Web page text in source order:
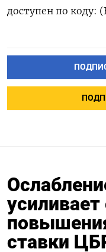
доступен по коду:
ставки